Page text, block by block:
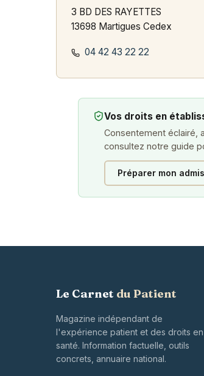
3 BD DES RAYETTES
13698 Martigues Cedex
04 42 43 22 22
Vos droits en
Consentement éclairé,
consultez notre guide
Préparer mon
Le Carnet du Patient
Magazine indépendant de
l'expérience patient et des droits en
santé. Information factuelle, outils
concrets, annuaire national.